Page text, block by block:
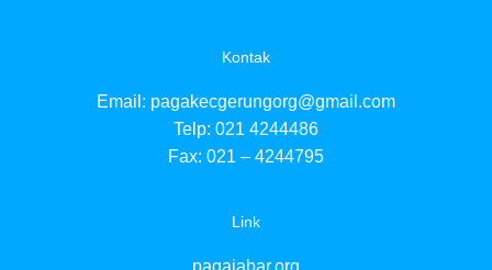
Kontak
Email: pagakecgerungorg@gmail.com
Telp: 021 4244486
Fax: 021 – 4244795
Link
pagajabar.org